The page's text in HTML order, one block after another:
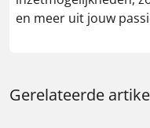
en meer uit jouw
Gerelateerde